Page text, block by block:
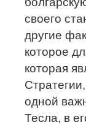
своего
другие
которое
которая
одной
Тесла, в